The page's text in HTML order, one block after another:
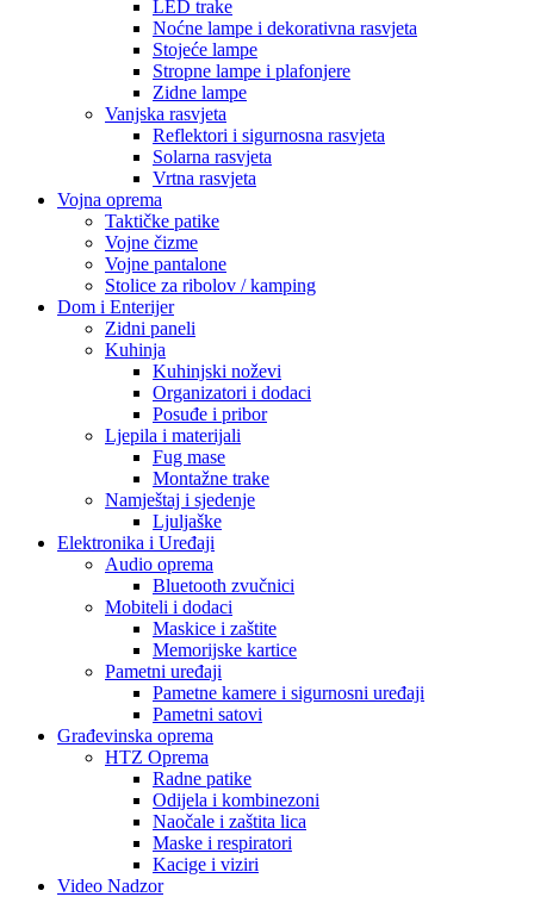
LED trake
Noćne lampe i dekorativna rasvjeta
Stojeće lampe
Stropne lampe i plafonjere
Zidne lampe
Vanjska rasvjeta
Reflektori i sigurnosna rasvjeta
Solarna rasvjeta
Vrtna rasvjeta
Vojna oprema
Taktičke patike
Vojne čizme
Vojne pantalone
Stolice za ribolov / kamping
Dom i Enterijer
Zidni paneli
Kuhinja
Kuhinjski noževi
Organizatori i dodaci
Posuđe i pribor
Ljepila i materijali
Fug mase
Montažne trake
Namještaj i sjedenje
Ljuljaške
Elektronika i Uređaji
Audio oprema
Bluetooth zvučnici
Mobiteli i dodaci
Maskice i zaštite
Memorijske kartice
Pametni uređaji
Pametne kamere i sigurnosni uređaji
Pametni satovi
Građevinska oprema
HTZ Oprema
Radne patike
Odijela i kombinezoni
Naočale i zaštita lica
Maske i respiratori
Kacige i viziri
Video Nadzor